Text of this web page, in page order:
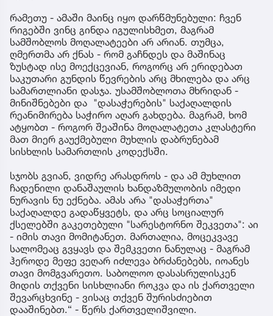
რამეთუ - ამაში მაინც იყო დარწმუნებული: ჩვენ
რიგებში ვინც გინდა იგულისხმეთ, მაგრამ
სამშობლოს მოღალატეები არ არიან. თუმცა,
ღმერთმა არ ქნას - რომ გაჩნდეს და მაშინაც
ზუსტად ისე მოექცევიან, როგორც არ ერიდებათ
საკუთარი გუნდის წევრების არც მხილება და არც
სამართლიანი დასჯა. უსამშობლოთა მხრიდან -
მინიშნებები და "დასაჭერების" საქაღალდის
რეანიმირება საჭირო აღარ გახდება. მაგრამ, ხომ
ატყობთ - როგორ შეაშინა მოღალატეთა კლასტერი
მათ მიერ გაუქმებული მუხლის დაბრუნებამ
სისხლის სამართლის კოდექსში.
სჯობს გვიან, ვიდრე არასდროს - და ამ მუხლით
ჩადენილი დანაშაულის ხანდაზმულობის იმედი
ნურავის ნუ ექნება. ამას არა "დასაჭერთა"
საქაღალდე გადაწყვეტს, და არც სოციალურ
ქსელებში გაკეთებული "სარესტორნო შეკვეთა": აი
- იმის თავი მომიტანეთ. მართალია, მოცეკვავე
სალომეაც გვყავს და შემკვეთი ნანულაც - მაგრამ
ჰეროდე მეფე ვეღარ იძლევა ბრძანებებს, იოანეს
თავი მომგვარეთო. საბოლოო დასასრულისკენ
მიდის თქვენი სისხლიანი როკვა და ის ქართველი
შევარცხვინე - ვისაც თქვენ შურისძიებით
დააშინებთ.“ - წერს ქართველიშვილი.